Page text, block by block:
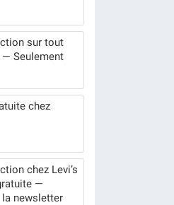
sur tout
— Seulement
chez
chez Levi’s
—
newsletter